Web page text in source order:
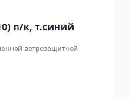
п/к, т.синий
ветрозащитной